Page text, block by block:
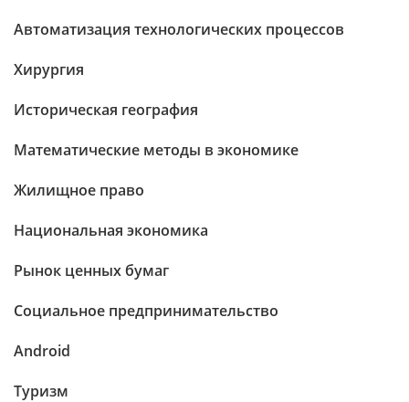
Автоматизация технологических процессов
Хирургия
Историческая география
Математические методы в экономике
Жилищное право
Национальная экономика
Рынок ценных бумаг
Социальное предпринимательство
Android
Туризм